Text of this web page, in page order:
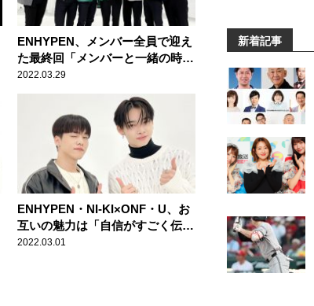
ENHYPEN、メンバー全員で迎え
た最終回「メンバーと一緒の時間
を過ごせたことが本当に楽しかっ
た」
2022.03.29
ENHYPEN・NI-KI×ONF・U、お
互いの魅力は「自信がすごく伝わ
ってくる」「曲の中毒性が強い」
2022.03.01
新着記事
AD